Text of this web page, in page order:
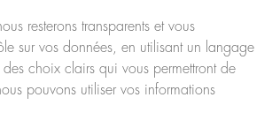
resterons transparents et vous
sur vos données, en utilisant un langage
choix clairs qui vous permettront de
pouvons utiliser vos informations